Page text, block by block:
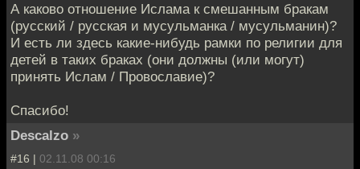
А каково отношение Ислама к смешанным бракам
(русский / русская и мусульманка / мусульманин)?
И есть ли здесь какие-нибудь рамки по религии для
детей в таких браках (они должны (или могут)
принять Ислам / Провославие)?
Спасибо!
Descalzo »
#16 | 02.11.08 00:16